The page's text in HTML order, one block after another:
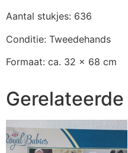
Aantal stukjes: 636
Conditie: Tweedehands
Formaat: ca. 32 x 68 cm